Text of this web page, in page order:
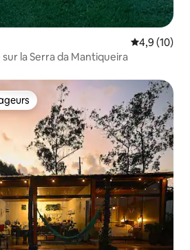
Note
4,9 (10)
la Serra da Mantiqueira
parmi les plus aimés